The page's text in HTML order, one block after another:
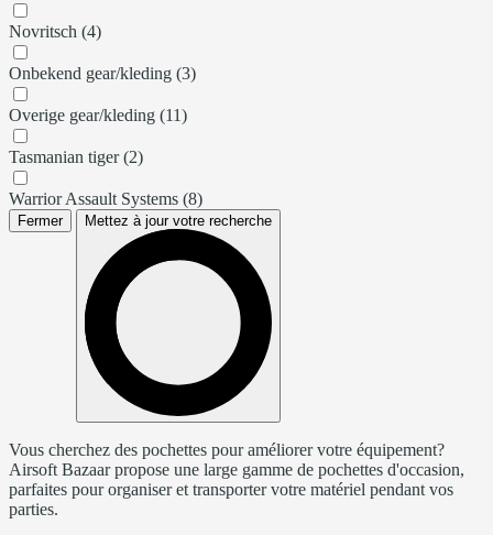
Novritsch (4)
Onbekend gear/kleding (3)
Overige gear/kleding (11)
Tasmanian tiger (2)
Warrior Assault Systems (8)
Fermer Mettez à jour votre recherche
Vous cherchez des pochettes pour améliorer votre équipement?
Airsoft Bazaar propose une large gamme de pochettes d'occasion,
parfaites pour organiser et transporter votre matériel pendant vos
parties.